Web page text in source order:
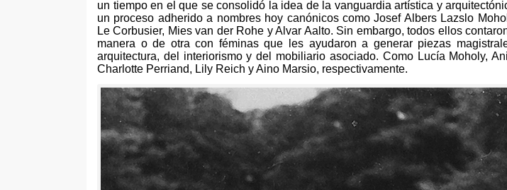
un tiempo en el que se consolidó la idea de la vanguardia artística y
un proceso adherido a nombres hoy canónicos como Josef Albers Lazslo
Le Corbusier, Mies van der Rohe y Alvar Aalto. Sin embargo,todos ellos
manera o de otra con féminas que les ayudaron a generar piezas
arquitectura, del interiorismo y del mobiliario asociado. Como Lucía Moholy,
Charlotte Perriand, Lily Reich y Aino Marsio, respectivamente.